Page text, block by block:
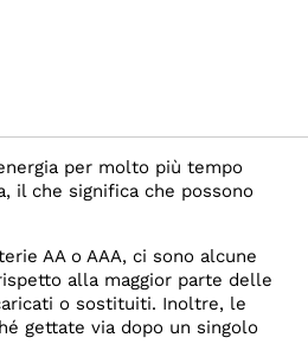
per molto più tempo
il che significa che possono
AA o AAA, ci sono alcune
alla maggior parte delle
o sostituiti. Inoltre, le
gettate via dopo un singolo